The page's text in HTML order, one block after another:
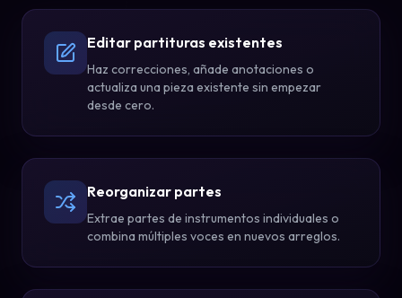
Editar partituras existentes
Haz correcciones, añade anotaciones o
actualiza una pieza existente sin empezar
desde cero.
Reorganizar partes
Extrae partes de instrumentos individuales o
combina múltiples voces en nuevos arreglos.